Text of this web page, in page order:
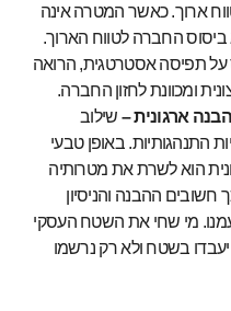
ארוך. כאשר המטרה אינה
החברה לטווח הארוך.
על תפיסה אסטרטגית, הרואה
ומכוונת לחזון החברה.
ארגונית – שילוב
התנהגותיות. באופן טבעי
הוא לשרת את מטרותיה
ההבנה והניסיון
מי שחי את השטח העסקי
בשטח ולא רק נרשמו